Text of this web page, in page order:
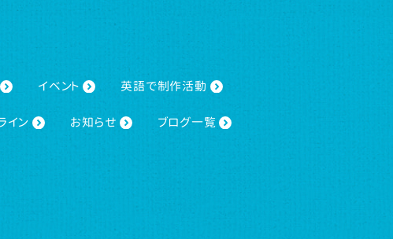
イベント 英語で制作活動
イン お知らせ ブログ一覧